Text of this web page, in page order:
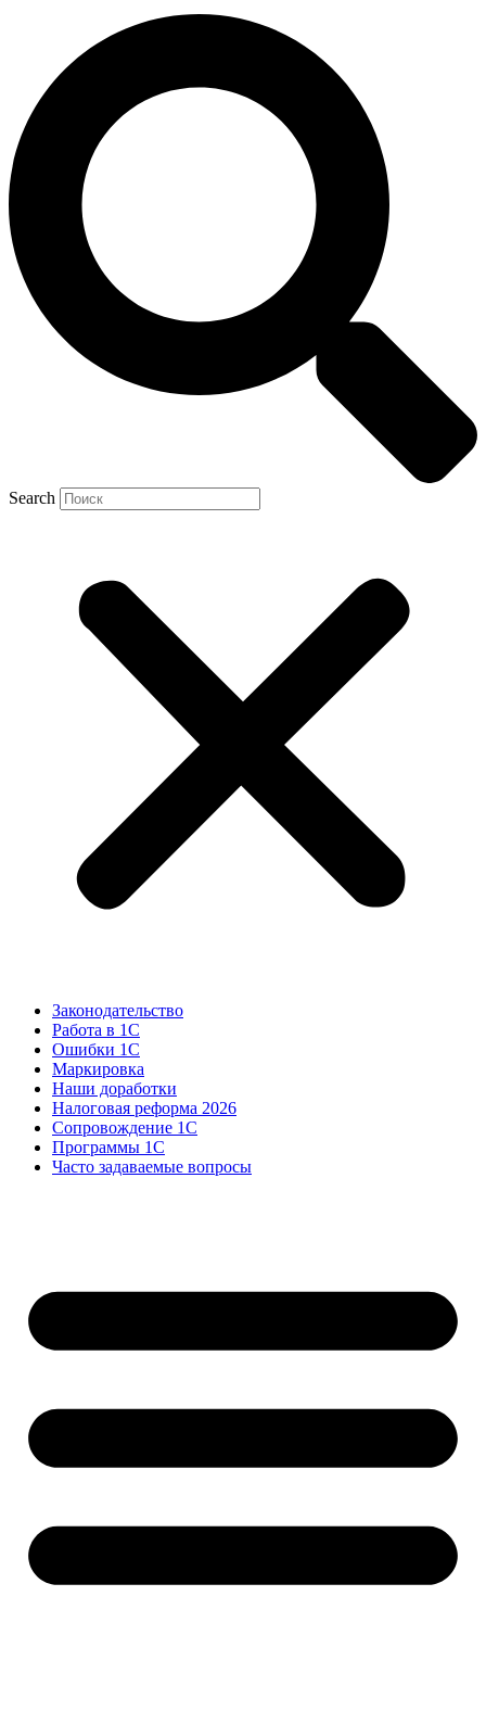
Search
Законодательство
Работа в 1С
Ошибки 1С
Маркировка
Наши доработки
Налоговая реформа 2026
Сопровождение 1С
Программы 1С
Часто задаваемые вопросы